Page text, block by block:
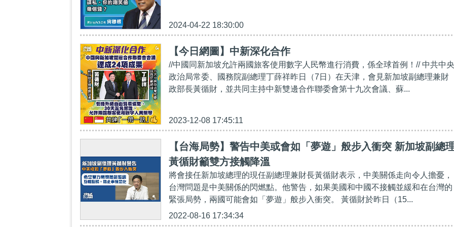
2024-04-22 18:30:00
【今日網圖】中新深化合作
//中國同新加坡允許兩國旅客使用數字人民幣進行消費，係全球首例！// 中共中央
政治局常委、國務院副總理丁薛祥昨日（7日）在天津，會見新加坡副總理兼財
政部長黃循財，並共同主持中新雙邊合作聯委會第十九次會議、蘇...
2023-12-08 17:45:11
【台海局勢】警告中美或會如「夢遊」般步入衝突 新加坡副總
黃循財籲雙方接觸降溫
將會接任新加坡總理的現任副總理兼財長黃循財表示，中美關係走向令人擔憂，
台灣問題是中美關係的閃燃點。他警告，如果美國和中國不接觸並緩和在台灣的
緊張局勢，兩國可能會如「夢遊」般步入衝突。 黃循財於昨日（15...
2022-08-16 17:34:34